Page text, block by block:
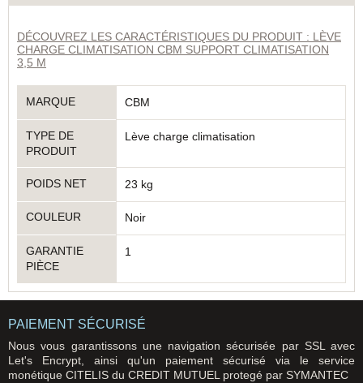
DÉCOUVREZ LES CARACTÉRISTIQUES DU PRODUIT : LÈVE
CHARGE CLIMATISATION CBM SUPPORT CLIMATISATION
3,5 M
MARQUE CBM
TYPE DE
PRODUIT
Lève charge climatisation
POIDS NET 23 kg
COULEUR Noir
GARANTIE
PIÈCE
1
PAIEMENT SÉCURISÉ
Nous vous garantissons une navigation sécurisée par SSL avec
Let's Encrypt, ainsi qu'un paiement sécurisé via le service
monétique CITELIS du CREDIT MUTUEL protegé par SYMANTEC